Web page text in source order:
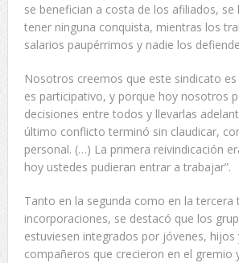
se benefician a costa de los afiliados, se
tener ninguna conquista, mientras los
salarios paupérrimos y nadie los
Nosotros creemos que este sindicato
es participativo, y porque hoy nosotros
decisiones entre todos y llevarlas
último conflicto terminó sin claudicar,
personal. (…) La primera reivindicación
hoy ustedes pudieran entrar a trabajar”.
Tanto en la segunda como en la tercera
incorporaciones, se destacó que los
estuviesen integrados por jóvenes, hijos
compañeros que crecieron en el gremio